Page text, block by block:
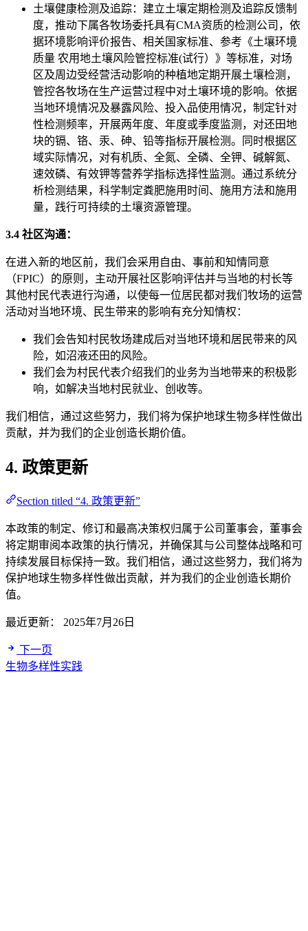
土壤健康检测及追踪：建立土壤定期检测及追踪反馈制
度，推动下属各牧场委托具有CMA资质的检测公司，依
据环境影响评价报告、相关国家标准、参考《土壤环境
质量 农用地土壤风险管控标准(试行）》等标准，对场
区及周边受经营活动影响的种植地定期开展土壤检测，
管控各牧场在生产运营过程中对土壤环境的影响。依据
当地环境情况及暴露风险、投入品使用情况，制定针对
性检测频率，开展两年度、年度或季度监测，对还田地
块的镉、铬、汞、砷、铅等指标开展检测。同时根据区
域实际情况，对有机质、全氮、全磷、全钾、碱解氮、
速效磷、有效钾等营养学指标选择性监测。通过系统分
析检测结果，科学制定粪肥施用时间、施用方法和施用
量，践行可持续的土壤资源管理。
3.4 社区沟通：
在进入新的地区前，我们会采用自由、事前和知情同意
（FPIC）的原则，主动开展社区影响评估并与当地的村长等
其他村民代表进行沟通，以使每一位居民都对我们牧场的运营
活动对当地环境、民生带来的影响有充分知情权：
我们会告知村民牧场建成后对当地环境和居民带来的风
险，如沼液还田的风险。
我们会为村民代表介绍我们的业务为当地带来的积极影
响，如解决当地村民就业、创收等。
我们相信，通过这些努力，我们将为保护地球生物多样性做出
贡献，并为我们的企业创造长期价值。
4. 政策更新
Section titled “4. 政策更新”
本政策的制定、修订和最高决策权归属于公司董事会，董事会
将定期审阅本政策的执行情况，并确保其与公司整体战略和可
持续发展目标保持一致。我们相信，通过这些努力，我们将为
保护地球生物多样性做出贡献，并为我们的企业创造长期价
值。
最近更新： 2025年7月26日
下一页
生物多样性实践